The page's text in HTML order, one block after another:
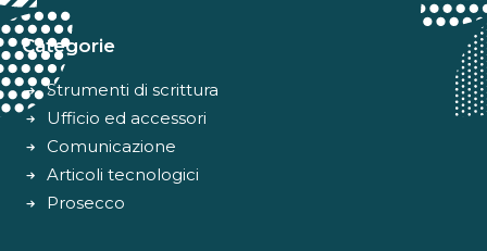
Categorie
Strumenti di scrittura
Ufficio ed accessori
Comunicazione
Articoli tecnologici
Prosecco